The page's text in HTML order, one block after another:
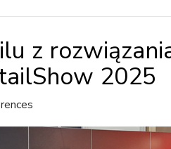
z
2025